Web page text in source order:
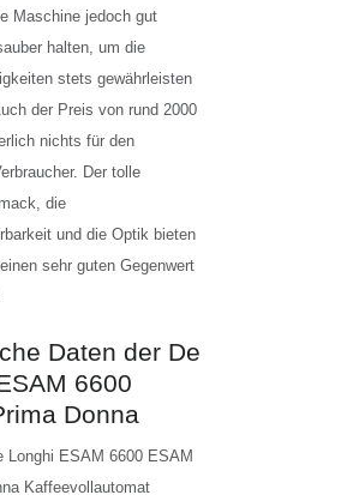
Maschine jedoch gut
halten, um die
stets gewährleisten
der Preis von rund 2000
nichts für den
Der tolle
die
und die Optik bieten
sehr guten Gegenwert
Daten der De
6600
Donna
Longhi ESAM 6600 ESAM
Kaffeevollautomat